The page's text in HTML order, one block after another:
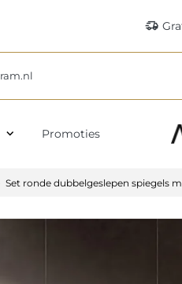
delivery_truck_speed
expand_more Promoties
Set ronde dubbelgeslepen spiegels